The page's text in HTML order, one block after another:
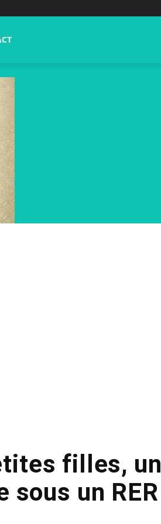
filles, un
sous un RER